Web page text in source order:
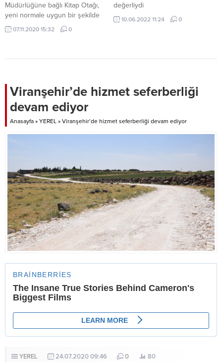
Müdürlüğüne bağlı Kitap Otağı,
yeni normale uygun bir şekilde
TYT-AYT sınavlarına hazırlanan
öğrencileri ağırlamaya devam
07.11.2020 15:32 0
değerliydi
10.06.2022 11:24 0
Viranşehir’de hizmet seferberliği
devam ediyor
Anasayfa » YEREL » Viranşehir’de hizmet seferberliği devam ediyor
YEREL 24.07.2020 09:46 0 80